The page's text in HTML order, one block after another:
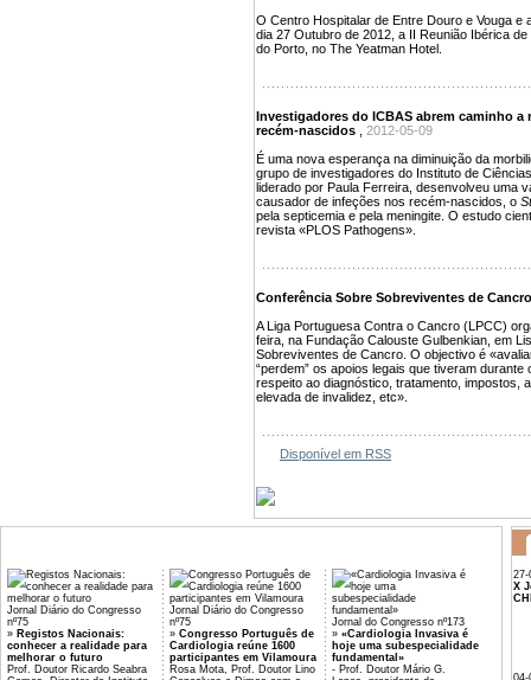
O Centro Hospitalar de Entre Douro e Vouga e
dia 27 Outubro de 2012, a II Reunião Ibérica
do Porto, no The Yeatman Hotel.
Investigadores do ICBAS abrem caminho
recém-nascidos
2012-05-09
É uma nova esperança na diminuição da
grupo de investigadores do Instituto de
liderado por Paula Ferreira, desenvolveu uma
causador de infeções nos recém-nascidos, o
pela septicemia e pela meningite. O estudo
revista «PLOS Pathogens».
Conferência Sobre Sobreviventes de Cancro
A Liga Portuguesa Contra o Cancro (LPCC)
feira, na Fundação Calouste Gulbenkian, em
Sobreviventes de Cancro. O objectivo é
“perdem” os apoios legais que tiveram
respeito ao diagnóstico, tratamento, impostos,
elevada de invalidez, etc».
Disponível em RSS
Jornal Diário do Congresso
nº75
» Registos Nacionais:
conhecer a realidade para
melhorar o futuro
Prof. Doutor Ricardo Seabra
Jornal Diário do Congresso
nº75
» Congresso Português de
Cardiologia reúne 1600
participantes em Vilamoura
Rosa Mota, Prof. Doutor Lino
Jornal do Congresso nº173
» «Cardiologia Invasiva é
hoje uma subespecialidade
fundamental»
- Prof. Doutor Mário G.
27-
X
04-